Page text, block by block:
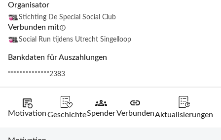
Organisator
Stichting De Special Social Club
Verbunden mitinfo
Social Run tijdens Utrecht Singelloop
Bankdaten für Auszahlungen
**************2383
source_notes
MotivationGeschichte
groups
Spender
link
VerbundenAktualisierungen